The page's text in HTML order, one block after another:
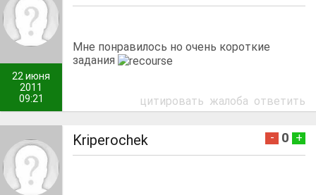
22 июня
2011
09:21
Мне понравилось но очень короткие
задания
цитировать жалоба ответить
Kriperochek - 0 +